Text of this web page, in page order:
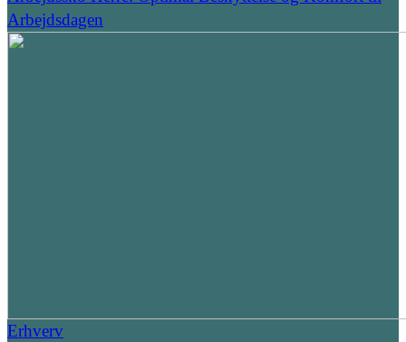
Arbejdsdagen
Erhverv